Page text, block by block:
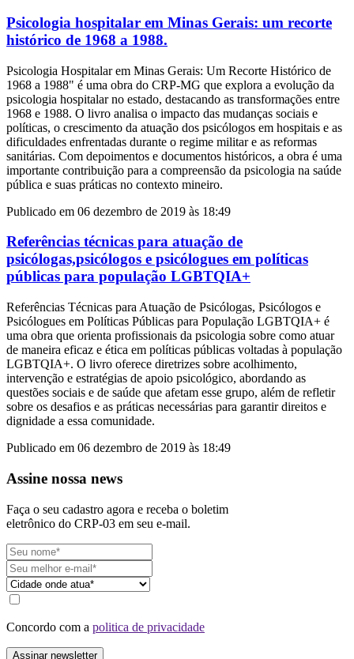
Psicologia hospitalar em Minas Gerais: um recorte
histórico de 1968 a 1988.
Psicologia Hospitalar em Minas Gerais: Um Recorte Histórico de
1968 a 1988" é uma obra do CRP-MG que explora a evolução da
psicologia hospitalar no estado, destacando as transformações entre
1968 e 1988. O livro analisa o impacto das mudanças sociais e
políticas, o crescimento da atuação dos psicólogos em hospitais e as
dificuldades enfrentadas durante o regime militar e as reformas
sanitárias. Com depoimentos e documentos históricos, a obra é uma
importante contribuição para a compreensão da psicologia na saúde
pública e suas práticas no contexto mineiro.
Publicado em 06 dezembro de 2019 às 18:49
Referências técnicas para atuação de
psicólogas,psicólogos e psicólogues em políticas
públicas para população LGBTQIA+
Referências Técnicas para Atuação de Psicólogas, Psicólogos e
Psicólogues em Políticas Públicas para População LGBTQIA+ é
uma obra que orienta profissionais da psicologia sobre como atuar
de maneira eficaz e ética em políticas públicas voltadas à população
LGBTQIA+. O livro oferece diretrizes sobre acolhimento,
intervenção e estratégias de apoio psicológico, abordando as
questões sociais e de saúde que afetam esse grupo, além de refletir
sobre os desafios e as práticas necessárias para garantir direitos e
dignidade a essa comunidade.
Publicado em 06 dezembro de 2019 às 18:49
Assine nossa news
Faça o seu cadastro agora e receba o boletim
eletrônico do CRP-03 em seu e-mail.
Concordo com a politica de privacidade